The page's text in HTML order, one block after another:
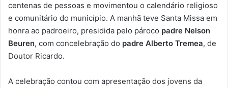
centenas de pessoas e movimentou o calendário religioso
e comunitário do município. A manhã teve Santa Missa em
honra ao padroeiro, presidida pelo pároco padre Nelson
Beuren, com concelebração do padre Alberto Tremea, de
Doutor Ricardo.
A celebração contou com apresentação dos jovens da